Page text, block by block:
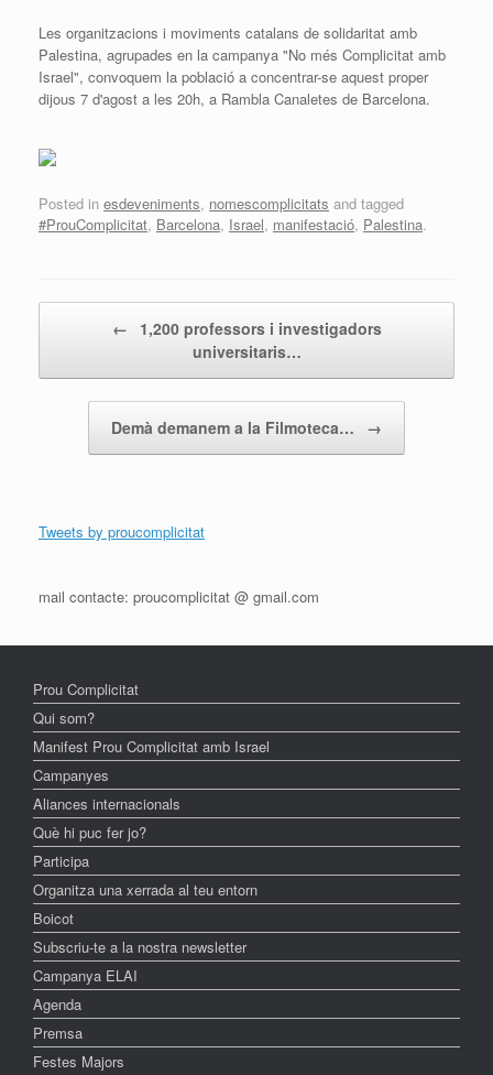
Les organitzacions i moviments catalans de solidaritat amb
Palestina, agrupades en la campanya "No més Complicitat amb
Israel", convoquem la població a concentrar-se aquest proper
dijous 7 d'agost a les 20h, a Rambla Canaletes de Barcelona.
Posted in esdeveniments, nomescomplicitats and tagged
#ProuComplicitat, Barcelona, Israel, manifestació, Palestina.
←
1,200 professors i investigadors
universitaris…
Demà demanem a la Filmoteca… →
Tweets by proucomplicitat
mail contacte: proucomplicitat @ gmail.com
Prou Complicitat
Qui som?
Manifest Prou Complicitat amb Israel
Campanyes
Aliances internacionals
Què hi puc fer jo?
Participa
Organitza una xerrada al teu entorn
Boicot
Subscriu-te a la nostra newsletter
Campanya ELAI
Agenda
Premsa
Festes Majors